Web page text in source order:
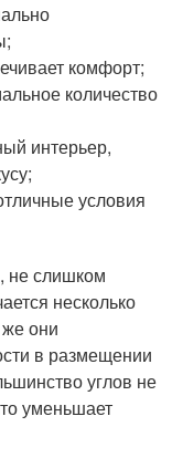
комфорт;
количество
интерьер,
условия
не слишком
несколько
они
в размещении
углов не
уменьшает